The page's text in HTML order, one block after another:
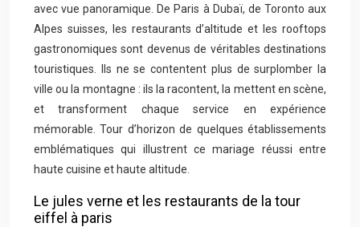
avec vue panoramique. De Paris à Dubaï, de Toronto aux
Alpes suisses, les restaurants d’altitude et les rooftops
gastronomiques sont devenus de véritables destinations
touristiques. Ils ne se contentent plus de surplomber la
ville ou la montagne : ils la racontent, la mettent en scène,
et transforment chaque service en expérience
mémorable. Tour d’horizon de quelques établissements
emblématiques qui illustrent ce mariage réussi entre
haute cuisine et haute altitude.
Le jules verne et les restaurants de la tour
eiffel à paris